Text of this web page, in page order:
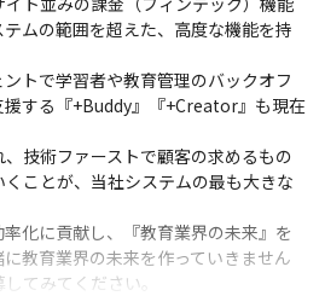
ムの範囲を超えた、高度な機能を持
トで学習者や教育管理のバックオフ
援する『+Buddy』『+Creator』も現在
技術ファーストで顧客の求めるもの
ことが、当社システムの最も大きな
化に貢献し、『教育業界の未来』を
教育業界の未来を作っていきません
てみてください。